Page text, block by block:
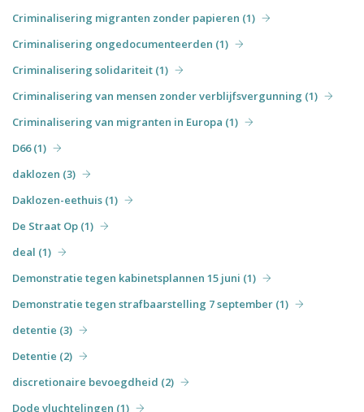
Criminalisering migranten zonder papieren (1)
Criminalisering ongedocumenteerden (1)
Criminalisering solidariteit (1)
Criminalisering van mensen zonder verblijfsvergunning (1)
Criminalisering van migranten in Europa (1)
D66 (1)
daklozen (3)
Daklozen-eethuis (1)
De Straat Op (1)
deal (1)
Demonstratie tegen kabinetsplannen 15 juni (1)
Demonstratie tegen strafbaarstelling 7 september (1)
detentie (3)
Detentie (2)
discretionaire bevoegdheid (2)
Dode vluchtelingen (1)